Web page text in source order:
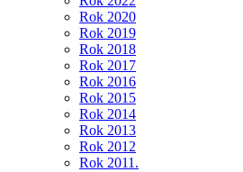
Rok 2020
Rok 2019
Rok 2018
Rok 2017
Rok 2016
Rok 2015
Rok 2014
Rok 2013
Rok 2012
Rok 2011.